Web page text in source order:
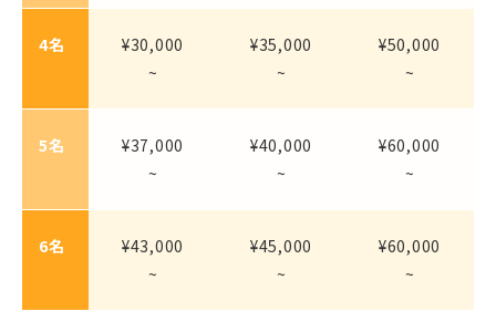
4名
¥30,000
~
¥35,000
~
¥50,000
~
5名
¥37,000
~
¥40,000
~
¥60,000
~
6名
¥43,000
~
¥45,000
~
¥60,000
~